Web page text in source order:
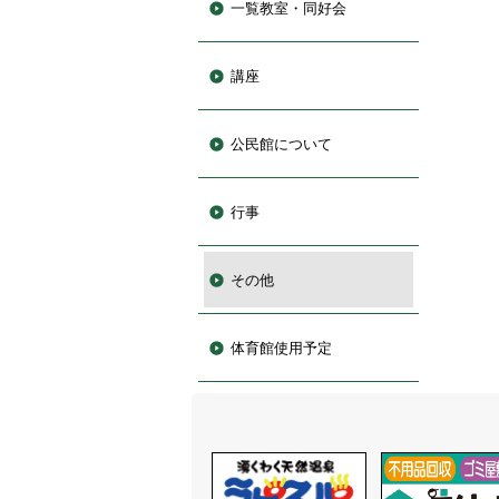
一覧教室・同好会
講座
公民館について
行事
その他
体育館使用予定